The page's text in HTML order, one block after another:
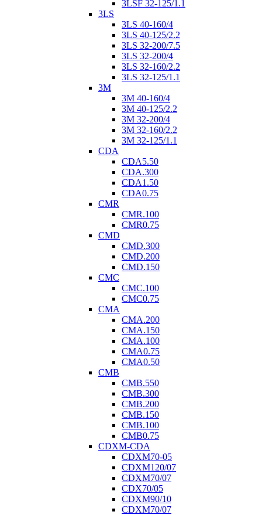
3LSF 32-125/1.1
3LS
3LS 40-160/4
3LS 40-125/2.2
3LS 32-200/7.5
3LS 32-200/4
3LS 32-160/2.2
3LS 32-125/1.1
3M
3M 40-160/4
3M 40-125/2.2
3M 32-200/4
3M 32-160/2.2
3M 32-125/1.1
CDA
CDA5.50
CDA.300
CDA1.50
CDA0.75
CMR
CMR.100
CMR0.75
CMD
CMD.300
CMD.200
CMD.150
CMC
CMC.100
CMC0.75
CMA
CMA.200
CMA.150
CMA.100
CMA0.75
CMA0.50
CMB
CMB.550
CMB.300
CMB.200
CMB.150
CMB.100
CMB0.75
CDXM-CDA
CDXM70-05
CDXM120/07
CDXM70/07
CDX70/05
CDXM90/10
CDXM70/07